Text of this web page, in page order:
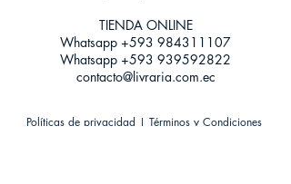
TIENDA ONLINE​
Whatsapp +593 984311107
Whatsapp +593 939592822
contacto@livraria.com.ec
Políticas de privacidad | Términos y Condiciones